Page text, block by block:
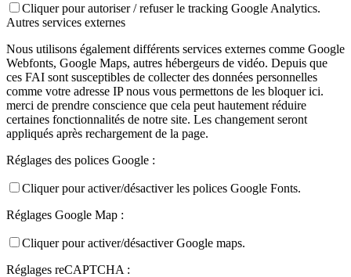
Cliquer pour autoriser / refuser le tracking Google Analytics.
Autres services externes
Nous utilisons également différents services externes comme Google
Webfonts, Google Maps, autres hébergeurs de vidéo. Depuis que
ces FAI sont susceptibles de collecter des données personnelles
comme votre adresse IP nous vous permettons de les bloquer ici.
merci de prendre conscience que cela peut hautement réduire
certaines fonctionnalités de notre site. Les changement seront
appliqués après rechargement de la page.
Réglages des polices Google :
Cliquer pour activer/désactiver les polices Google Fonts.
Réglages Google Map :
Cliquer pour activer/désactiver Google maps.
Réglages reCAPTCHA :